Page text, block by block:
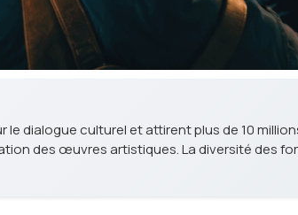
dialogue culturel et attirent plus de 10
des œuvres artistiques. La diversité des